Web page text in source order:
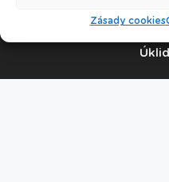
Zásady cookies